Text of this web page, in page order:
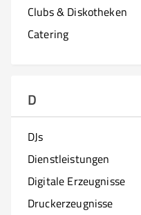
Clubs & Diskotheken
Catering
D
DJs
Dienstleistungen
Digitale Erzeugnisse
Druckerzeugnisse